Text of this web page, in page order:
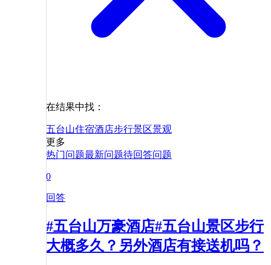
在结果中找：
五台山住宿酒店步行景区景观
更多
热门问题最新问题待回答问题
0
回答
#五台山万豪酒店#五台山景区步行
大概多久？另外酒店有接送机吗？